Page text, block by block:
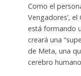
Como el
Vengadores’,
está formando
creará una
de Meta, una
cerebro